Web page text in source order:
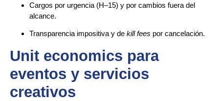
Cargos por urgencia (H–15) y por cambios fuera del
alcance.
Transparencia impositiva y de kill fees por cancelación.
Unit economics para
eventos y servicios
creativos